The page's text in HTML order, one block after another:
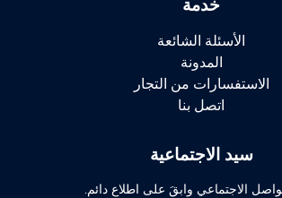
خدمة
الأسئلة الشائعة
المدونة
الاستفسارات من التجار
اتصل بنا
سيد الاجتماعية
الاجتماعي وابقَ على اطلاع دائم.